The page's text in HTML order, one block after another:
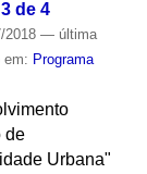
de 4
2018 — última
Programa
de
Urbana"